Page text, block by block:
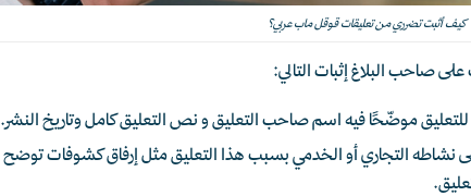
كيف أثبت تضرري من تعليقات قوقل ماب عربي؟
صاحب البلاغ إثبات التالي:
موضّحًا فيه اسم صاحب التعليق و نص التعليق كامل وتاريخ النشر.
على نشاطه التجاري أو الخدمي بسبب هذا التعليق مثل إرفاق كشوفات توضح